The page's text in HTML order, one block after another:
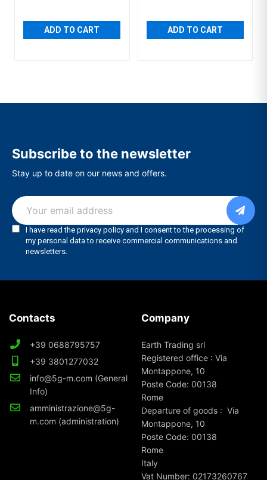
ADD TO CART ADD TO CART
Subscribe to the newsletter
Stay up to date on our news and offers.
Contacts
+39 0688795757
+39 3801277032
info@5g-m.com (General
Info)
amministrazione@5g-
m.com (administration)
Company
Earth Trading srl
Registered office : Via
Montappone, 10
Poste Code: 00138
Rome
Departure of goods : Via
Montappone, 10
Poste Code: 00138
Rome
Italy
Vat Number: 02173260767